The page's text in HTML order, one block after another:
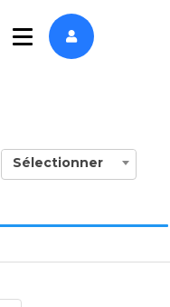
Sélectionner